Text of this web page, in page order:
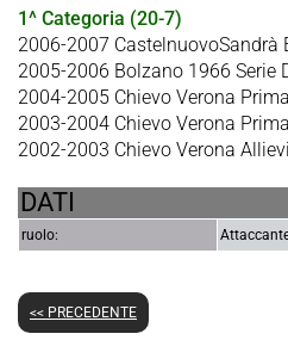
1^ Categoria (20-7)
2006-2007 CastelnuovoSandrà
2005-2006 Bolzano 1966 Serie
2004-2005 Chievo Verona
2003-2004 Chievo Verona
2002-2003 Chievo Verona Allievi
DATI
ruolo:
<< PRECEDENTE